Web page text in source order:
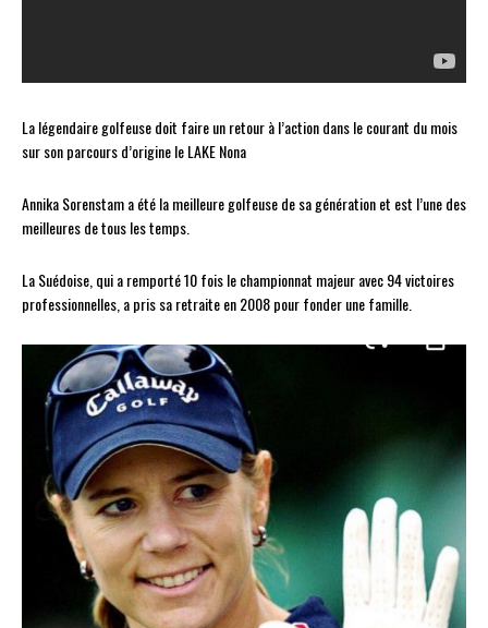
La légendaire golfeuse doit faire un retour à l’action dans le courant du mois
sur son parcours d’origine le LAKE Nona
Annika Sorenstam a été la meilleure golfeuse de sa génération et est l’une des
meilleures de tous les temps.
La Suédoise, qui a remporté 10 fois le championnat majeur avec 94 victoires
professionnelles, a pris sa retraite en 2008 pour fonder une famille.